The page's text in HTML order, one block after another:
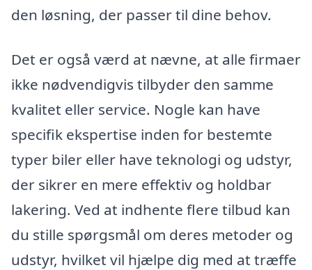
den løsning, der passer til dine behov.
Det er også værd at nævne, at alle firmaer
ikke nødvendigvis tilbyder den samme
kvalitet eller service. Nogle kan have
specifik ekspertise inden for bestemte
typer biler eller have teknologi og udstyr,
der sikrer en mere effektiv og holdbar
lakering. Ved at indhente flere tilbud kan
du stille spørgsmål om deres metoder og
udstyr, hvilket vil hjælpe dig med at træffe